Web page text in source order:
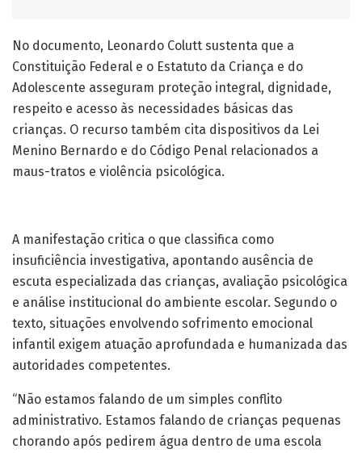
No documento, Leonardo Colutt sustenta que a
Constituição Federal e o Estatuto da Criança e do
Adolescente asseguram proteção integral, dignidade,
respeito e acesso às necessidades básicas das
crianças. O recurso também cita dispositivos da Lei
Menino Bernardo e do Código Penal relacionados a
maus-tratos e violência psicológica.
A manifestação critica o que classifica como
insuficiência investigativa, apontando ausência de
escuta especializada das crianças, avaliação psicológica
e análise institucional do ambiente escolar. Segundo o
texto, situações envolvendo sofrimento emocional
infantil exigem atuação aprofundada e humanizada das
autoridades competentes.
“Não estamos falando de um simples conflito
administrativo. Estamos falando de crianças pequenas
chorando após pedirem água dentro de uma escola